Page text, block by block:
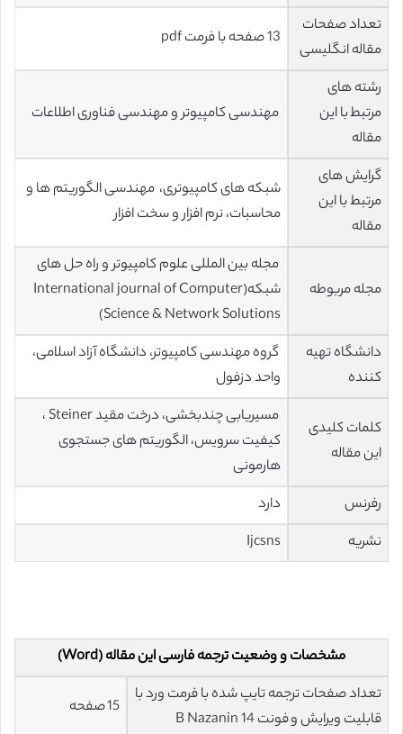
تعداد صفحات
مقاله انگلیسی
13 صفحه با فرمت pdf
رشته های
مرتبط با این
مقاله
مهندسی کامپیوتر و مهندسی فناوری اطلاعات
گرایش های
مرتبط با این
مقاله
شبکه های کامپیوتری، مهندسی الگوریتم ها و
محاسبات، نرم افزار و سخت افزار
مجله مربوطه
مجله بین المللی علوم کامپیوتر و راه حل های
شبکه(International journal of Computer
Science & Network Solutions)
دانشگاه تهیه
کننده
گروه مهندسی کامپیوتر، دانشگاه آزاد اسلامی،
واحد دزفول
کلمات کلیدی
این مقاله
مسیریابی چندبخشی، درخت مقید Steiner ،
کیفیت سرویس، الگوریتم های جستجوی
هارمونی
رفرنس
دارد
نشریه
Ijcsns
مشخصات و وضعیت ترجمه فارسی این مقاله (Word)
تعداد صفحات ترجمه تایپ شده با فرمت ورد با
قابلیت ویرایش و فونت 14 B Nazanin
15 صفحه